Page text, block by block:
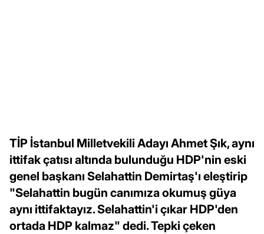
TİP İstanbul Milletvekili Adayı Ahmet Şık, aynı
ittifak çatısı altında bulunduğu HDP'nin eski
genel başkanı Selahattin Demirtaş'ı eleştirip
"Selahattin bugün canımıza okumuş güya
aynı ittifaktayız. Selahattin'i çıkar HDP'den
ortada HDP kalmaz" dedi. Tepki çeken